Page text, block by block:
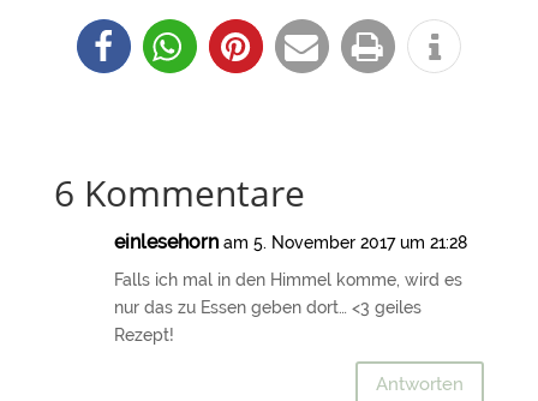
6 Kommentare
einlesehorn am 5. November 2017 um 21:28
Falls ich mal in den Himmel komme, wird es
nur das zu Essen geben dort… <3 geiles
Rezept!
Antworten